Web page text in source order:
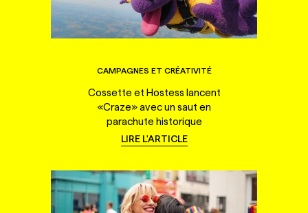
CAMPAGNES ET CRÉATIVITÉ
Cossette et Hostess lancent
«Craze» avec un saut en
parachute historique
LIRE L'ARTICLE